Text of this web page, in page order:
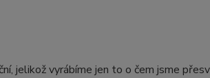
jelikož vyrábíme jen to o čem jsme